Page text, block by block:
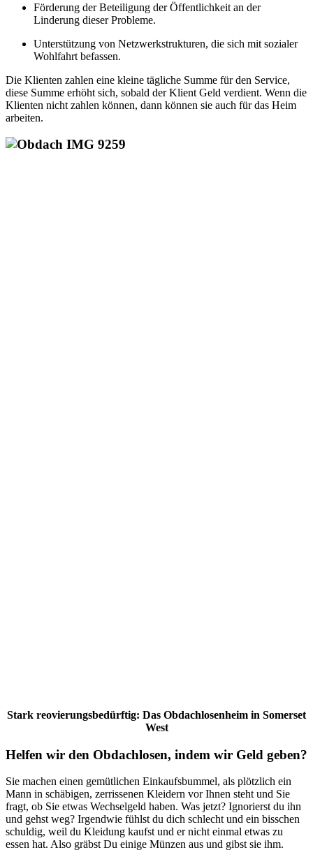
Förderung der Beteiligung der Öffentlichkeit an der
Linderung dieser Probleme.
Unterstützung von Netzwerkstrukturen, die sich mit sozialer
Wohlfahrt befassen.
Die Klienten zahlen eine kleine tägliche Summe für den Service,
diese Summe erhöht sich, sobald der Klient Geld verdient. Wenn die
Klienten nicht zahlen können, dann können sie auch für das Heim
arbeiten.
Stark reovierungsbedürftig: Das Obdachlosenheim in Somerset
West
Helfen wir den Obdachlosen, indem wir Geld geben?
Sie machen einen gemütlichen Einkaufsbummel, als plötzlich ein
Mann in schäbigen, zerrissenen Kleidern vor Ihnen steht und Sie
fragt, ob Sie etwas Wechselgeld haben. Was jetzt? Ignorierst du ihn
und gehst weg? Irgendwie fühlst du dich schlecht und ein bisschen
schuldig, weil du Kleidung kaufst und er nicht einmal etwas zu
essen hat. Also gräbst Du einige Münzen aus und gibst sie ihm.